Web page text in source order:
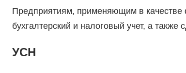
Предприятиям, применяющим в
бухгалтерский и налоговый учет, а также
УСН